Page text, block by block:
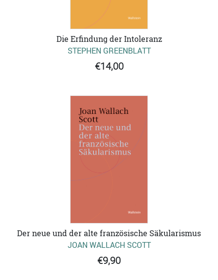
Die Erfindung der Intoleranz
STEPHEN GREENBLATT
€14,00
Der neue und der alte französische Säkularismus
JOAN WALLACH SCOTT
€9,90